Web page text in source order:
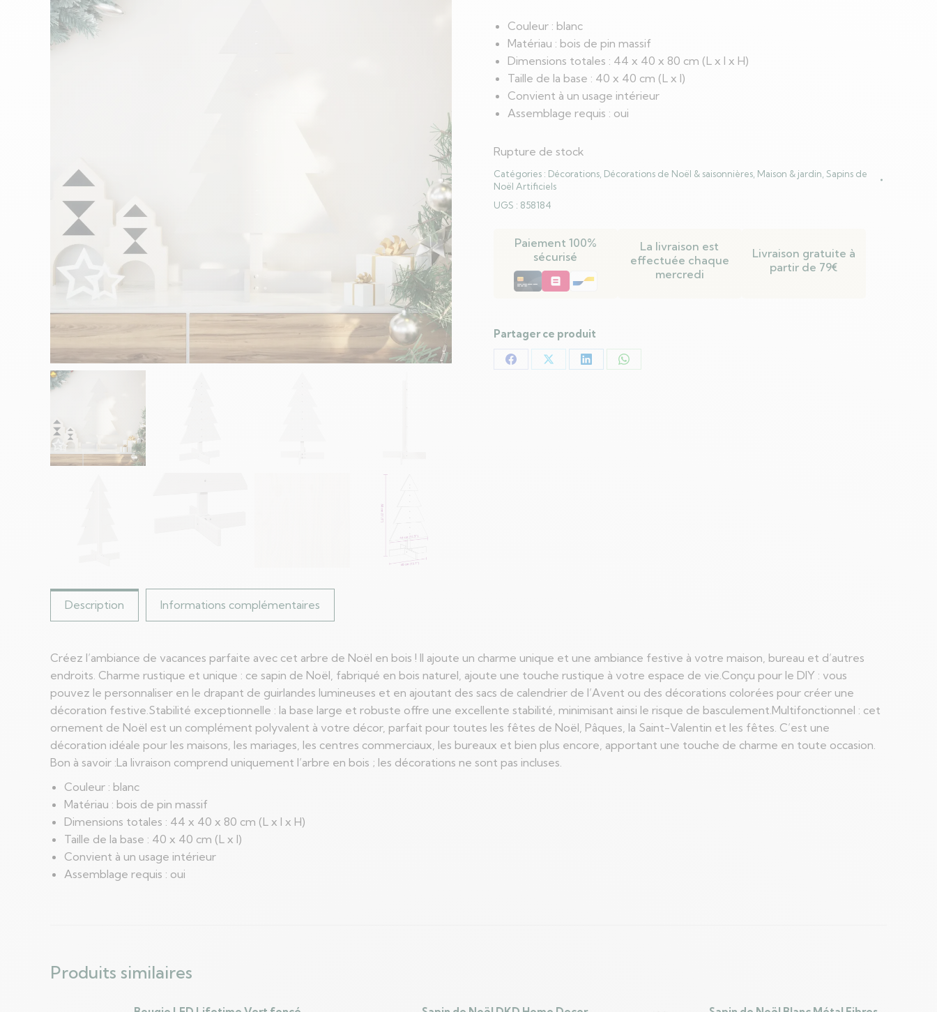
Couleur : blanc
Matériau : bois de pin massif
Dimensions totales : 44 x 40 x 80 cm (L x l x H)
Taille de la base : 40 x 40 cm (L x l)
Convient à un usage intérieur
Assemblage requis : oui
Rupture de stock
Catégories : Décorations Décorations de Noël & saisonnières Maison & jardin Sapins de
Noël Artificiels
UGS : 858184
Paiement 100%
sécurisé
La livraison est
effectuée chaque
mercredi
Livraison gratuite à
partir de 79€
Partager ce produit
PartagerPartagerPartagerPartager
Description Informations complémentaires
Créez l’ambiance de vacances parfaite avec cet arbre de Noël en bois ! Il ajoute un charme unique et une ambiance festive à votre maison, bureau et d’autres
endroits. Charme rustique et unique : ce sapin de Noël, fabriqué en bois naturel, ajoute une touche rustique à votre espace de vie.Conçu pour le DIY : vous
pouvez le personnaliser en le drapant de guirlandes lumineuses et en ajoutant des sacs de calendrier de l’Avent ou des décorations colorées pour créer une
décoration festive.Stabilité exceptionnelle : la base large et robuste offre une excellente stabilité, minimisant ainsi le risque de basculement.Multifonctionnel : cet
ornement de Noël est un complément polyvalent à votre décor, parfait pour toutes les fêtes de Noël, Pâques, la Saint-Valentin et les fêtes. C’est une
décoration idéale pour les maisons, les mariages, les centres commerciaux, les bureaux et bien plus encore, apportant une touche de charme en toute occasion.
Bon à savoir :La livraison comprend uniquement l’arbre en bois ; les décorations ne sont pas incluses.
Couleur : blanc
Matériau : bois de pin massif
Dimensions totales : 44 x 40 x 80 cm (L x l x H)
Taille de la base : 40 x 40 cm (L x l)
Convient à un usage intérieur
Assemblage requis : oui
Produits similaires